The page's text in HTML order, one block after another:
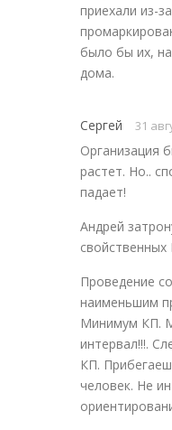
приехали из-
было бы их,
дома.
Сергей 31
Организация
растет. Но..
падает!
Андрей
Проведение
наименьшим
Минимум КП.
интервал!!!.
КП.
человек. Не